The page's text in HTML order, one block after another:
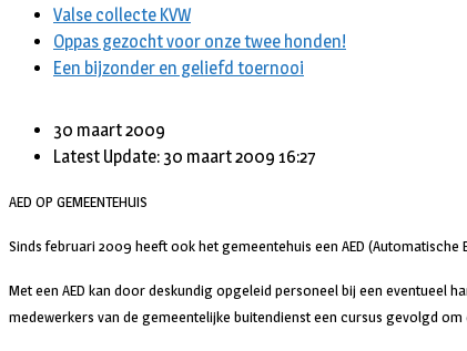
Valse collecte KVW
Oppas gezocht voor onze twee honden!
Een bijzonder en geliefd toernooi
30 maart 2009
Latest Update: 30 maart 2009 16:27
AED OP GEMEENTEHUIS
Sinds februari 2009 heeft ook het gemeentehuis een AED
Met een AED kan door deskundig opgeleid personeel bij een eventueel
medewerkers van de gemeentelijke buitendienst een cursus gevolgd